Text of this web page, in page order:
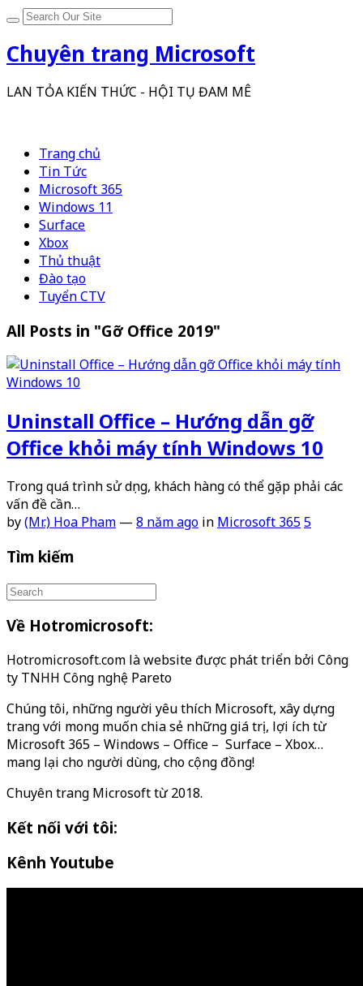
Chuyên trang Microsoft
LAN TỎA KIẾN THỨC - HỘI TỤ ĐAM MÊ
Trang chủ
Tin Tức
Microsoft 365
Windows 11
Surface
Xbox
Thủ thuật
Đào tạo
Tuyển CTV
All Posts in "Gỡ Office 2019"
Uninstall Office – Hướng dẫn gỡ
Office khỏi máy tính Windows 10
Trong quá trình sử dụng, khách hàng có thể gặp phải các
vấn đề cần…
by(Mr.) Hoa Pham — 8 năm ago in Microsoft 3655
Tìm kiếm
Về Hotromicrosoft:
Hotromicrosoft.com là website được phát triển bởi Công
ty TNHH Công nghệ Pareto
Chúng tôi, những người yêu thích Microsoft, xây dựng
trang với mong muốn chia sẻ những giá trị, lợi ích từ
Microsoft 365 – Windows – Office – Surface – Xbox…
mang lại cho người dùng, cho cộng đồng!
Chuyên trang Microsoft từ 2018.
Kết nối với tôi:
Kênh Youtube